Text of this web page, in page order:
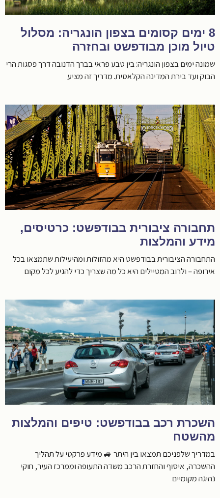
8 ימים קסומים בצפון הונגריה: מסלול
טיול מוכן מבודפשט ובחזרה
שמונה ימים בצפון הונגריה: בין טבע פראי בברך הדנובה דרך פסגות הרי
הבוק ועד בירת המדינה הקלאסית. מדריך זה מציע
תחבורה ציבורית בבודפשט: כרטיסים,
מידע והמלצות
התחבורה הציבורית בבודפשט היא מהזולות ומהיעילות שתמצאו בכל
אירופה – ולרוב המטיילים היא כל מה שצריך כדי להגיע לכל מקום
השכרת רכב בבודפשט: טיפים והמלצות
מהשטח
במדריך שלפניכם תמצאו בין היתר 🚙 מידע פרקטי על תהליך
ההשכרה, איסוף והחזרת הרכב משדה התעופה וממרכז העיר, חוקי
נהיגה מקומיים